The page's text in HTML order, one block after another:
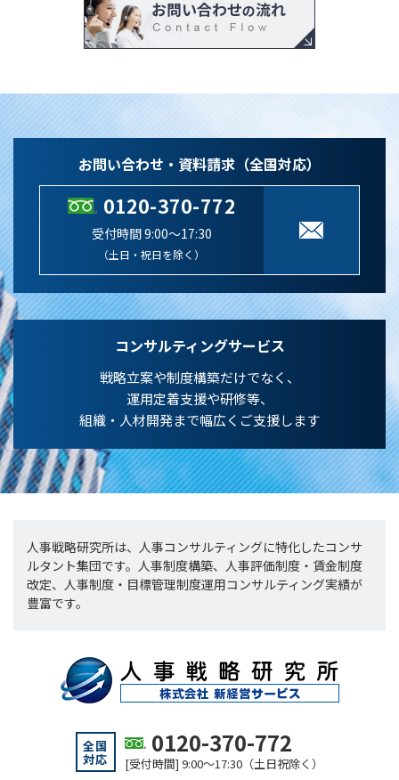
お問い合わせ・資料請求（全国対応）
0120-370-772
受付時間 9:00～17:30
（土日・祝日を除く）
コンサルティングサービス
戦略立案や制度構築だけでなく、
運用定着支援や研修等、
組織・人材開発まで幅広くご支援します
人事戦略研究所は、人事コンサルティングに特化したコンサ
ルタント集団です。人事制度構築、人事評価制度・賃金制度
改定、人事制度・目標管理制度運用コンサルティング実績が
豊富です。
全国
対応
0120-370-772
[受付時間] 9:00～17:30（土日祝除く）